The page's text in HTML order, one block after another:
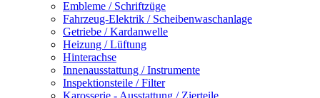
Embleme / Schriftzüge
Fahrzeug-Elektrik / Scheibenwaschanlage
Getriebe / Kardanwelle
Heizung / Lüftung
Hinterachse
Innenausstattung / Instrumente
Inspektionsteile / Filter
Karosserie - Ausstattung / Zierteile